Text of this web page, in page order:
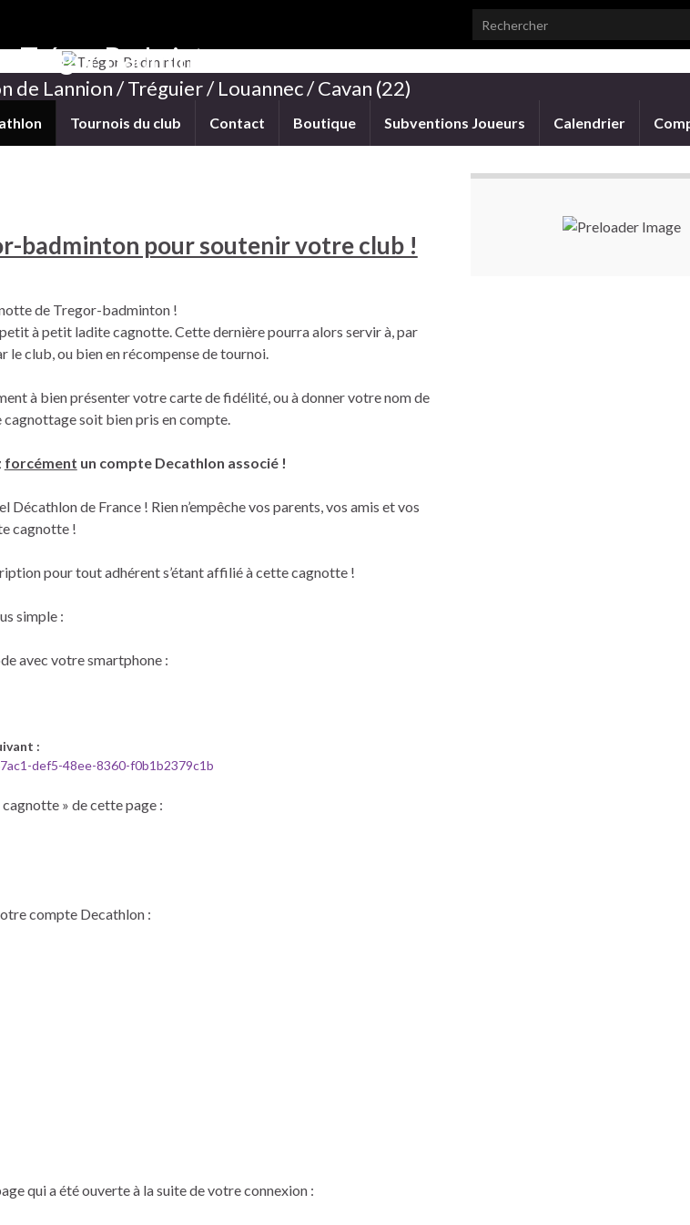
Search for:
Trégor Badminton
de Lannion / Tréguier / Louannec / Cavan (22)
Tournois du club Contact Boutique Subventions Joueurs Calendrier
badminton pour soutenir votre club !
de Tregor-badminton !
à petit ladite cagnotte. Cette dernière pourra alors servir à, par
le club, ou bien en récompense de tournoi.
à bien présenter votre carte de fidélité, ou à donner votre nom de
cagnottage soit bien pris en compte.
forcément un compte Decathlon associé !
de France ! Rien n’empêche vos parents, vos amis et vos
cagnotte !
pour tout adhérent s’étant affilié à cette cagnotte !
simple :
avec votre smartphone :
:
def5-48ee-8360-f0b1b2379c1b
» de cette page :
compte Decathlon :
qui a été ouverte à la suite de votre connexion :